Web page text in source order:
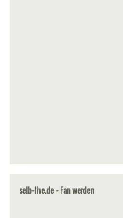
selb-live.de - Fan werden